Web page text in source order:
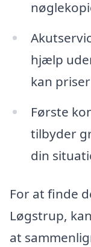
hjælp
kan
Første
tilbyder
din
For at finde
Løgstrup,
at